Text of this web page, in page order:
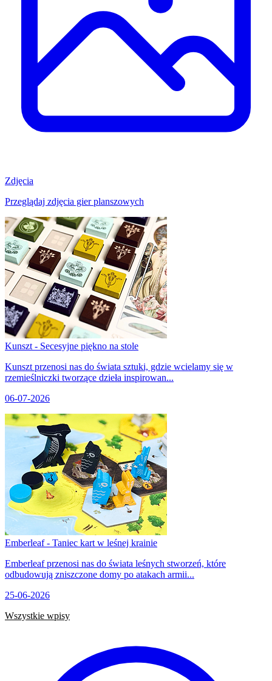
Zdjęcia
Przeglądaj zdjęcia gier planszowych
Kunszt - Secesyjne piękno na stole
Kunszt przenosi nas do świata sztuki, gdzie wcielamy się w
rzemieślniczki tworzące dzieła inspirowan...
06-07-2026
Emberleaf - Taniec kart w leśnej krainie
Emberleaf przenosi nas do świata leśnych stworzeń, które
odbudowują zniszczone domy po atakach armii...
25-06-2026
Wszystkie wpisy